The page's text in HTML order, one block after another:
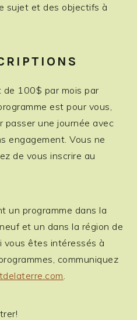
sujet et des objectifs à
de 100$ par mois par
est pour vous,
passer une journée avec
engagement. Vous ne
de vous inscrire au
un programme dans la
et un dans la région de
vous êtes intéressés à
communiquez